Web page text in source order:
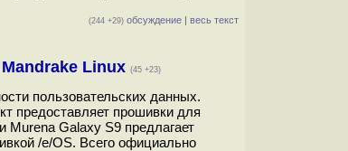
(244 +29) обсуждение | весь текст
Linux (45 +23)
пользовательских данных.
предоставляет прошивки для
Galaxy S9 предлагает
/e/OS. Всего официально